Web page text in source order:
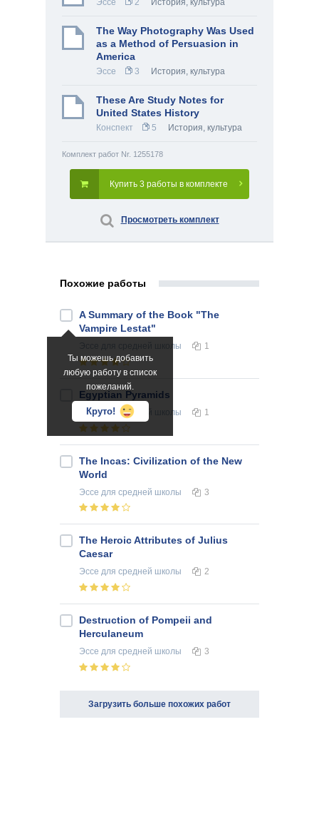
Эссе 2 История, культура
The Way Photography Was Used
as a Method of Persuasion in
America
Эссе 3 История, культура
These Are Study Notes for
United States History
Конспект 5 История, культура
Комплект работ Nr. 1255178
Купить 3 работы в комплекте
Просмотреть комплект
Похожие работы
Ты можешь добавить
любую работу в список
пожеланий.
Круто!
A Summary of the Book "The
Vampire Lestat"
для средней школы 1
Egyptian Pyramids
Эсседля средней школы 1
The Incas: Civilization of the New
World
Эссе для средней школы 3
The Heroic Attributes of Julius
Caesar
Эссе для средней школы 2
Destruction of Pompeii and
Herculaneum
Эссе для средней школы 3
Загрузить больше похожих работ